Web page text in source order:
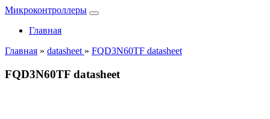
Микроконтроллеры
Главная
Главная » datasheet » FQD3N60TF datasheet
FQD3N60TF datasheet